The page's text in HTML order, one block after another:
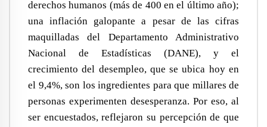
derechos humanos (más de 400 en el último año);
una inflación galopante a pesar de las cifras
maquilladas del Departamento Administrativo
Nacional de Estadísticas (DANE), y el
crecimiento del desempleo, que se ubica hoy en
el 9,4%, son los ingredientes para que millares de
personas experimenten desesperanza. Por eso, al
ser encuestados, reflejaron su percepción de que